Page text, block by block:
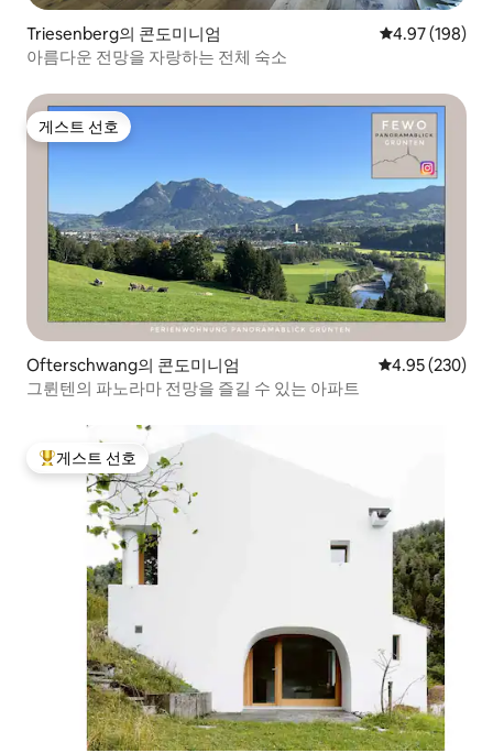
Triesenberg의 콘도미니엄 평점 4.97점(5
4.97 (198)
아름다운 전망을 자랑하는 전체 숙소
게스트 선호
게스트 선호
Ofterschwang의 콘도미니엄 평점 4.95점(5
4.95 (230)
그륀텐의 파노라마 전망을 즐길 수 있는 아파트
상위 게스트 선호
게스트 선호